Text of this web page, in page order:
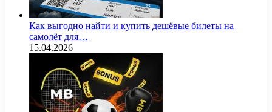
Как выгодно найти и купить дешёвые билеты на
самолёт для…
15.04.2026